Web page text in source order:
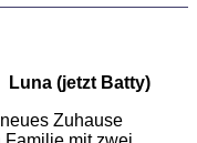
Luna (jetzt Batty)
Zuhause